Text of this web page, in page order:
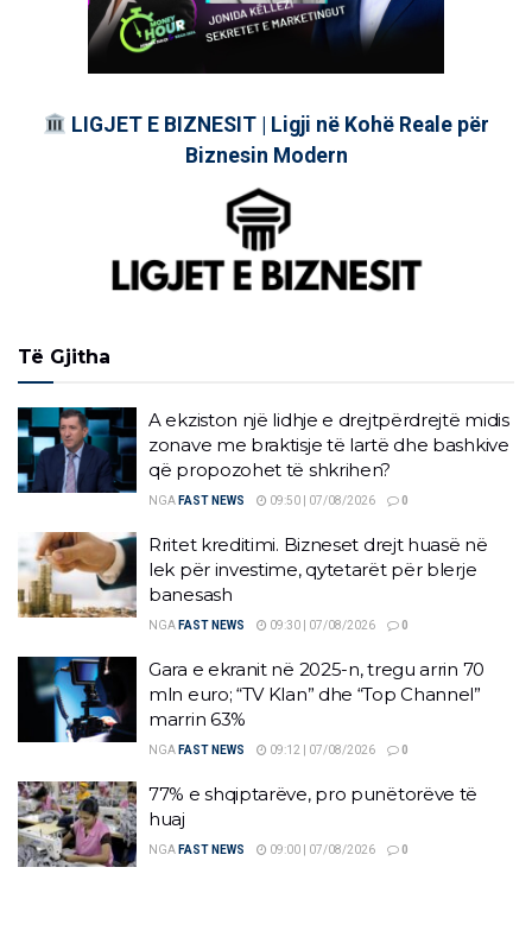
LIGJET E BIZNESIT | Ligji në Kohë Reale për
Biznesin Modern
Të Gjitha
A ekziston një lidhje e drejtpërdrejtë midis
zonave me braktisje të lartë dhe bashkive
që propozohet të shkrihen?
NGA FAST NEWS 09:50 | 07/08/2026 0
Rritet kreditimi. Bizneset drejt huasë në
lek për investime, qytetarët për blerje
banesash
NGA FAST NEWS 09:30 | 07/08/2026 0
Gara e ekranit në 2025-n, tregu arrin 70
mln euro; “TV Klan” dhe “Top Channel”
marrin 63%
NGA FAST NEWS 09:12 | 07/08/2026 0
77% e shqiptarëve, pro punëtorëve të
huaj
NGA FAST NEWS 09:00 | 07/08/2026 0